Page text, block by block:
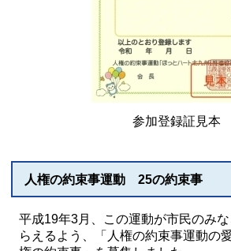
参加登録証見本
人権の約束事運動 25の約束事
平成19年3月、この運動が市民のみ
らえるよう、「人権の約束事運動の